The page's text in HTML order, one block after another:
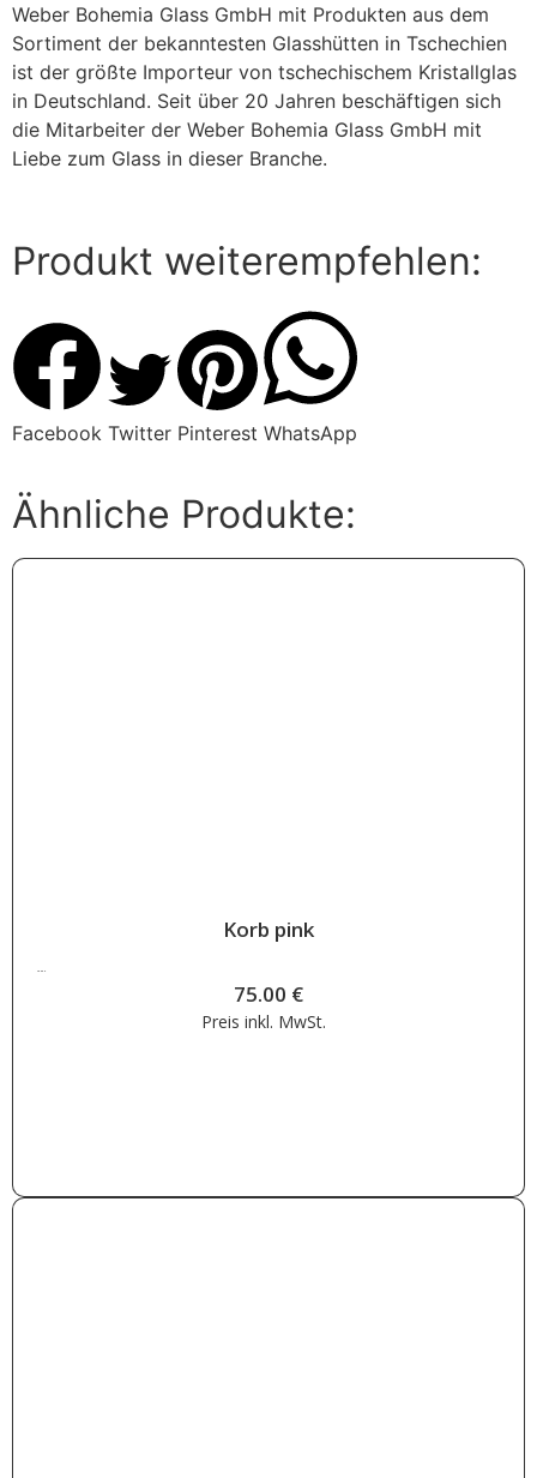
Weber Bohemia Glass GmbH mit Produkten aus dem
Sortiment der bekanntesten Glasshütten in Tschechien
ist der größte Importeur von tschechischem Kristallglas
in Deutschland. Seit über 20 Jahren beschäftigen sich
die Mitarbeiter der Weber Bohemia Glass GmbH mit
Liebe zum Glass in dieser Branche.
Produkt weiterempfehlen:
Facebook Twitter Pinterest WhatsApp
Ähnliche Produkte:
Korb pink
75.00 €
75.00 €
Preis inkl. MwSt.